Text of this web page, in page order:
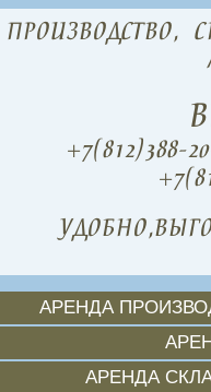
ПРОИЗВОДСТВО,
+7(812)388-
УДОБНО,
АРЕНДА
АРЕНДА